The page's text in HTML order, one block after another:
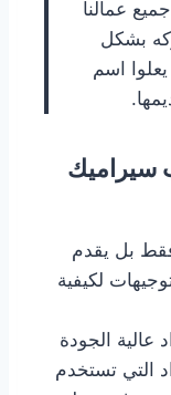
عمالنا
بشكل
اسم
سيراميك
فقط بل يقدم
لكيفية
عالية الجودة
التي تستخدم